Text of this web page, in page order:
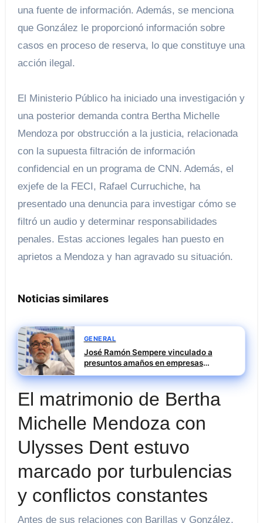
una fuente de información. Además, se menciona
que González le proporcionó información sobre
casos en proceso de reserva, lo que constituye una
acción ilegal.
El Ministerio Público ha iniciado una investigación y
una posterior demanda contra Bertha Michelle
Mendoza por obstrucción a la justicia, relacionada
con la supuesta filtración de información
confidencial en un programa de CNN. Además, el
exjefe de la FECI, Rafael Curruchiche, ha
presentado una denuncia para investigar cómo se
filtró un audio y determinar responsabilidades
penales. Estas acciones legales han puesto en
aprietos a Mendoza y han agravado su situación.
Noticias similares
GENERAL
José Ramón Sempere vinculado a
presuntos amaños en empresas
públicas durante su etapa en Mercasa
El matrimonio de Bertha
Michelle Mendoza con
Ulysses Dent estuvo
marcado por turbulencias
y conflictos constantes
Antes de sus relaciones con Barillas y González,